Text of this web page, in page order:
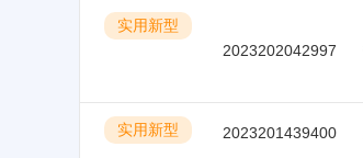
2023202042997
实用新型
2023201439400
实用新型